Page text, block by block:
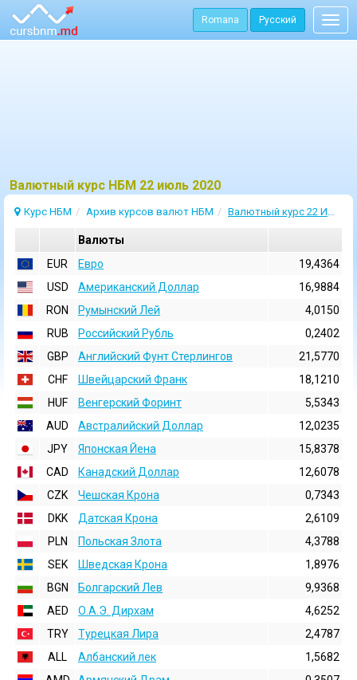
Romana Русский
Bалютный курс НБМ 22 июль 2020
Курс НБМ Архив курсов валют НБМ Валютный курс 22 Июль 2020
Валюты
EUR
Евро
19,4364
USD
Aмериканский Доллар
16,9884
RON
Румынский Лей
4,0150
RUB
Российский Рубль
0,2402
GBP
Английский Фунт Стерлингов
21,5770
CHF
Швейцарский Франк
18,1210
HUF
Венгерский Форинт
5,5343
AUD
Австралийский Доллар
12,0235
JPY
Японская Йена
15,8378
CAD
Канадский Доллар
12,6078
CZK
Чешская Крона
0,7343
DKK
Датская Крона
2,6109
PLN
Польская Злота
4,3788
SEK
Шведская Крона
1,8976
BGN
Болгарский Лев
9,9368
AED
О.А.Э. Дирхам
4,6252
TRY
Турецкая Лира
2,4787
ALL
Албанский лек
1,5682